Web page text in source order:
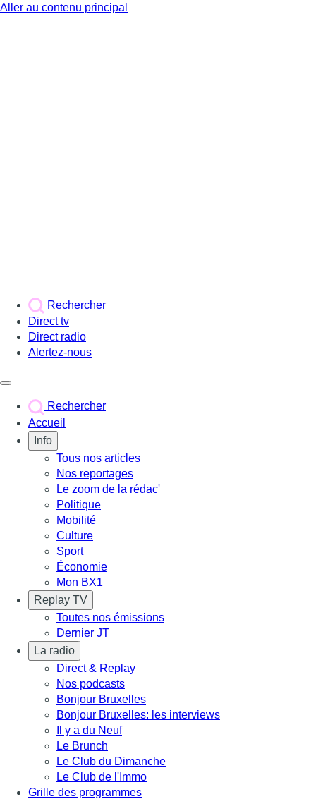
Aller au contenu principal
Rechercher
Direct tv
Direct radio
Alertez-nous
Rechercher
Accueil
Info
Tous nos articles
Nos reportages
Le zoom de la rédac'
Politique
Mobilité
Culture
Sport
Économie
Mon BX1
Replay TV
Toutes nos émissions
Dernier JT
La radio
Direct & Replay
Nos podcasts
Bonjour Bruxelles
Bonjour Bruxelles: les interviews
Il y a du Neuf
Le Brunch
Le Club du Dimanche
Le Club de l'Immo
Grille des programmes